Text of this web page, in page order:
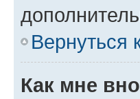
Вернуться
Как мне